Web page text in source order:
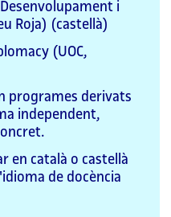
i
Roja) (castellà)
(UOC,
programes derivats
independent,
en català o castellà
de docència